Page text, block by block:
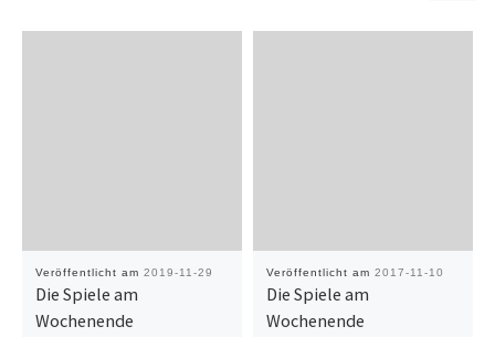
Veröffentlicht am 2019-11-29
Die Spiele am
Wochenende
Veröffentlicht am 2017-11-10
Die Spiele am
Wochenende